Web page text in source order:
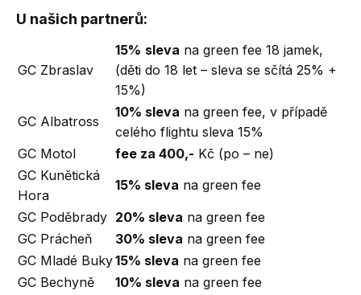
U našich partnerů:
GC Zbraslav
15% sleva na green fee 18 jamek,
(děti do 18 let – sleva se sčítá 25% +
15%)
GC Albatross
10% sleva na green fee, v případě
celého flightu sleva 15%
GC Motol
fee za 400,- Kč (po – ne)
GC Kunětická
Hora
15% sleva na green fee
GC Poděbrady 20% sleva na green fee
GC Prácheň
30% sleva na green fee
GC Mladé Buky15% sleva na green fee
GC Bechyně
10% sleva na green fee